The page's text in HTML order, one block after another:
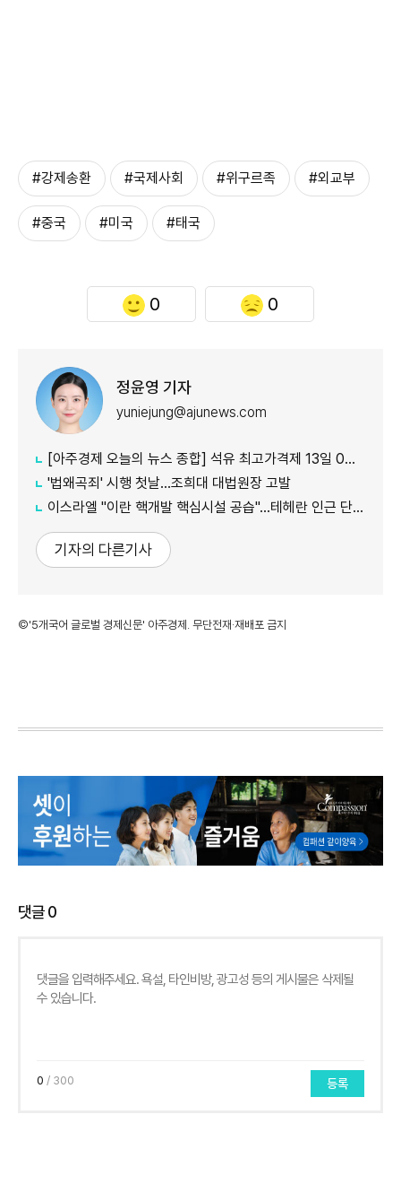
#강제송환 #국제사회 #위구르족 #외교부
#중국 #미국 #태국
0 0
정윤영 기자
yuniejung@ajunews.com
[아주경제 오늘의 뉴스 종합] 석유 최고가격제 13일 0시부터 시행...도매가 기준 휘발유 1724원·경유 1713원 外
'법왜곡죄' 시행 첫날…조희대 대법원장 고발
이스라엘 "이란 핵개발 핵심시설 공습"…테헤란 인근 단지 타격
기자의 다른기사
©'5개국어 글로벌 경제신문' 아주경제. 무단전재·재배포 금지
댓글0
0 / 300 등록